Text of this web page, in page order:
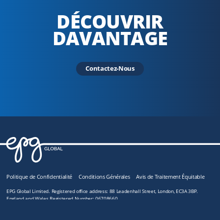
DÉCOUVRIR
DAVANTAGE
Contactez-Nous
Politique de Confidentialité Conditions Générales Avis de Traitement Équitable
EPG Global Limited. Registered office address: 88 Leadenhall Street, London, EC3A 3BP.
England and Wales Registered Number: 06708660